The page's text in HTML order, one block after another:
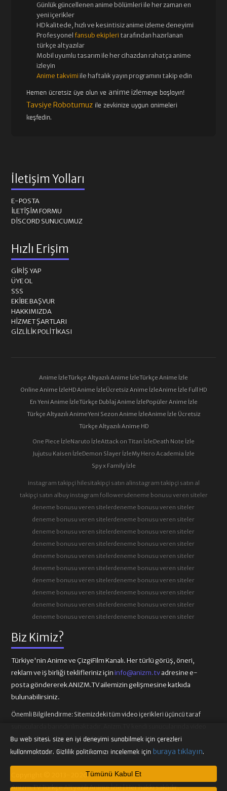
Günlük güncellenen anime bölümleri ile her zaman en
yeni içerikler
HD kalitede, hızlı ve kesintisiz anime izleme deneyimi
Profesyonelfansub ekipleri tarafından hazırlanan
türkçe altyazılar
Mobil uyumlu tasarım ile her cihazdan rahatça anime
izleyin
Anime takvimi ile haftalık yayın programını takip edin
Hemen ücretsiz üye olun ve anime izlemeye başlayın!
Tavsiye Robotumuz ile zevkinize uygun animeleri
keşfedin.
Biz Kimiz?
Türkiye'nin Anime ve ÇizgiFilm Kanalı. Her türlü görüş, öneri,
reklam ve iş birliği teklifleriniz içininfo@anizm.tvadresine e-
posta göndererek ANIZM.TV ailemizin gelişmesine katkıda
bulunabilirsiniz.
Önemli Bilgilendirme: Sitemizdeki tüm video içerikleri üçüncü taraf
içeriği barındırmamaktadır. Telif hakkı talepleri ilgili video
sağlayıcılarına iletilmelidir.
Copyright © 2013-2026
Anizm.TV Türkçe Altyazılı Anime İzle | Her hakkı saklıdır.
İletişim Yolları
E-POSTA
İLETIŞIM FORMU
DISCORD SUNUCUMUZ
Hızlı Erişim
GIRIŞ YAP
ÜYE OL
SSS
EKIBE BAŞVUR
HAKKIMIZDA
HIZMET ŞARTLARI
GIZLILIK POLITIKASI
Anime İzleTürkçe Altyazılı Anime İzleTürkçe Anime İzle
Online Anime İzleHD Anime İzleÜcretsiz Anime İzleAnime İzle Full HD
En Yeni Anime İzleTürkçe Dublaj Anime İzlePopüler Anime İzle
Türkçe Altyazılı AnimeYeni Sezon Anime İzleAnime İzle Ücretsiz
Türkçe Altyazılı Anime HD
One Piece İzleNaruto İzleAttack on Titan İzleDeath Note İzle
Jujutsu Kaisen İzleDemon Slayer İzleMy Hero Academia İzle
Spy x Family İzle
instagram takipçi hilesitakipçi satın alinstagram takipçi satın al
takipçi satın albuy instagram followersdeneme bonusu veren siteler
deneme bonusu veren sitelerdeneme bonusu veren siteler
deneme bonusu veren sitelerdeneme bonusu veren siteler
deneme bonusu veren sitelerdeneme bonusu veren siteler
deneme bonusu veren sitelerdeneme bonusu veren siteler
deneme bonusu veren sitelerdeneme bonusu veren siteler
deneme bonusu veren sitelerdeneme bonusu veren siteler
deneme bonusu veren sitelerdeneme bonusu veren siteler
deneme bonusu veren sitelerdeneme bonusu veren siteler
deneme bonusu veren sitelerdeneme bonusu veren siteler
deneme bonusu veren sitelerdeneme bonusu veren siteler
Bu web sitesi, size en iyi deneyimi sunabilmek için çerezleri
kullanmaktadır. Gizlilik politikamızı incelemek için buraya tıklayın.
Tümünü Kabul Et